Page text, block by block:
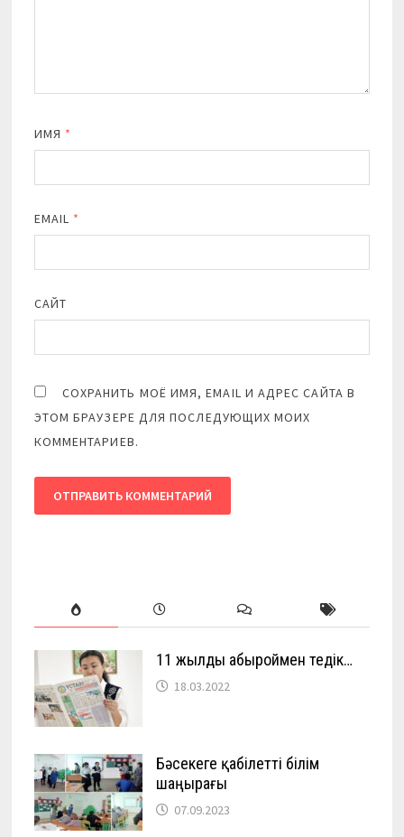
ИМЯ *
EMAIL *
САЙТ
СОХРАНИТЬ МОЁ ИМЯ, EMAIL И АДРЕС САЙТА В
ЭТОМ БРАУЗЕРЕ ДЛЯ ПОСЛЕДУЮЩИХ МОИХ
КОММЕНТАРИЕВ.
11 жылды абыроймен өтедік…
18.03.2022
Бәсекеге қабілетті білім
шаңырағы
07.09.2023